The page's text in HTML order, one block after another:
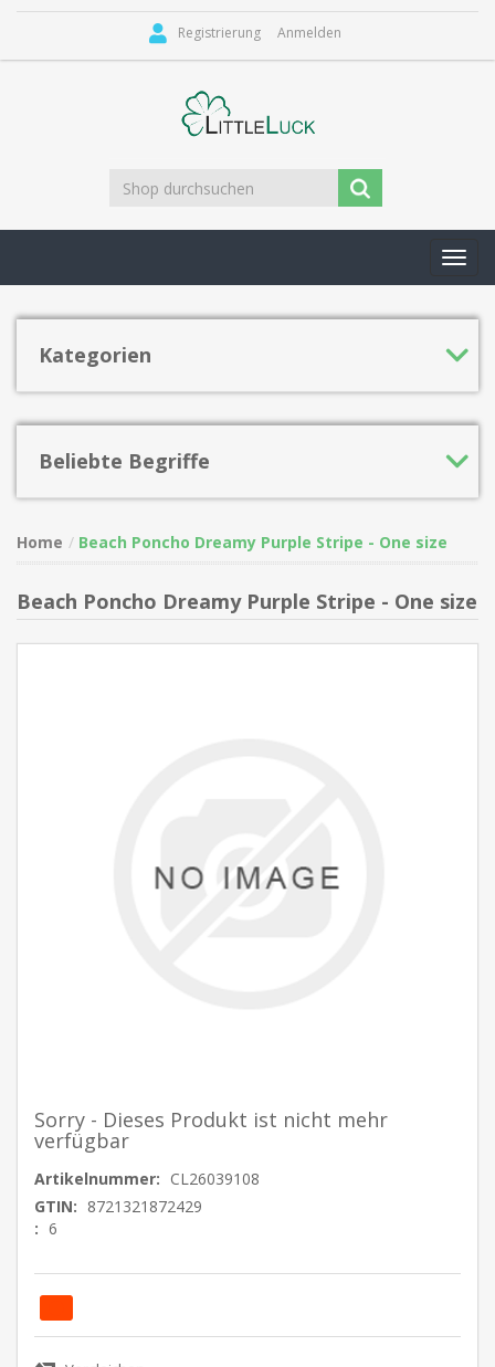
Registrierung Anmelden
Kategorien
Beliebte Begriffe
Home Beach Poncho Dreamy Purple Stripe - One size
Beach Poncho Dreamy Purple Stripe - One size
Sorry - Dieses Produkt ist nicht mehr
verfügbar
Artikelnummer: CL26039108
GTIN: 8721321872429
: 6